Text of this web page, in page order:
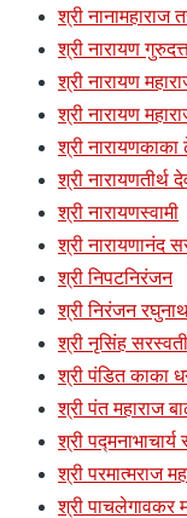
श्री नानामहाराज
श्री नारायण
श्री नारायण
श्री नारायण
श्री
श्री नारायणतीर्थ
श्री नारायणस्वामी
श्री नारायणानंद
श्री निपटनिरंजन
श्री निरंजन
श्री नृसिंह सरस्वती
श्री पंडित काका
श्री पंत महाराज
श्री पद्मनाभाचार्य
श्री परमात्मराज
श्री पाचलेगावकर